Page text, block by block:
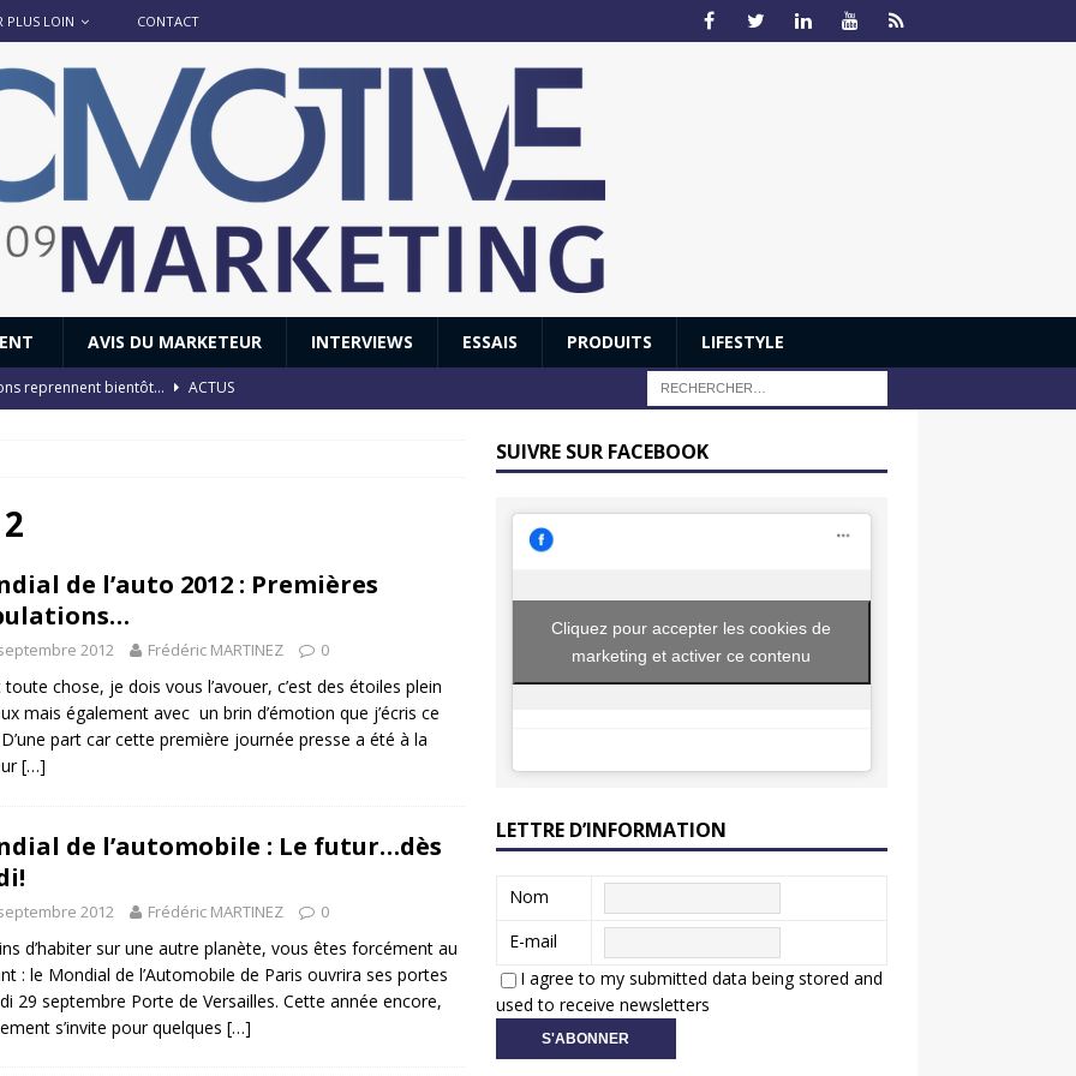
PLUS LOIN CONTACT
AVIS DU MARKETEUR INTERVIEWS ESSAIS PRODUITS LIFESTYLE
reprennent bientôt…
ACTUS
: voyage, voyage…
Honda dévoile un spot publicitaire… confiné! ACTUS
de l’auto 2012 : Premières
2012 Frédéric MARTINEZ 0
toute chose, je dois vous l’avouer, c’est des étoiles plein
mais également avec un brin d’émotion que j’écris ce
part car cette première journée presse a été à la
[…]
de l’automobile : Le futur…dès
2012 Frédéric MARTINEZ 0
d’habiter sur une autre planète, vous êtes forcément au
: le Mondial de l’Automobile de Paris ouvrira ses portes
29 septembre Porte de Versailles. Cette année encore,
s’invite pour quelques […]
SUIVRE SUR FACEBOOK
Cliquez pour accepter les cookies de
marketing et activer ce contenu
LETTRE D’INFORMATION
Nom
E-mail
I agree to my submitted data being stored and
used to receive newsletters